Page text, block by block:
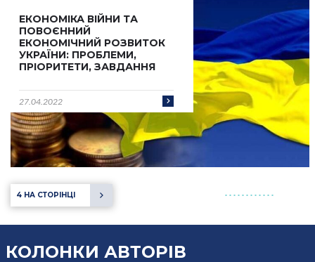
ЕКОНОМІКА ВІЙНИ ТА
ПОВОЄННИЙ
ЕКОНОМІЧНИЙ РОЗВИТОК
УКРАЇНИ: ПРОБЛЕМИ,
ПРІОРИТЕТИ, ЗАВДАННЯ
27.04.2022
4 НА СТОРІНЦІ
КОЛОНКИ АВТОРІВ